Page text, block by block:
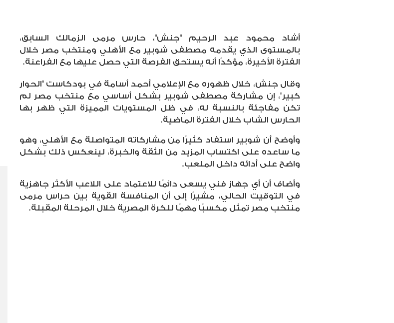
أشاد محمود عبد الرحيم "جنش"، حارس مرمى الزمالك السابق،
بالمستوى الذي يقدمه مصطفى شوبير مع الأهلي ومنتخب مصر خلال
الفترة الأخيرة، مؤكدًا أنه يستحق الفرصة التي حصل عليها مع الفراعنة.
وقال جنش، خلال ظهوره مع الإعلامي أحمد أسامة في بودكاست "الحوار
كبير"، إن مشاركة مصطفى شوبير بشكل أساسي مع منتخب مصر لم
تكن مفاجئة بالنسبة له، في ظل المستويات المميزة التي ظهر بها
الحارس الشاب خلال الفترة الماضية.
وأوضح أن شوبير استفاد كثيرًا من مشاركاته المتواصلة مع الأهلي، وهو
ما ساعده على اكتساب المزيد من الثقة والخبرة، لينعكس ذلك بشكل
واضح على أدائه داخل الملعب.
وأضاف أن أي جهاز فني يسعى دائمًا للاعتماد على اللاعب الأكثر جاهزية
في التوقيت الحالي، مشيرًا إلى أن المنافسة القوية بين حراس مرمى
منتخب مصر تمثل مكسبًا مهمًا للكرة المصرية خلال المرحلة المقبلة.